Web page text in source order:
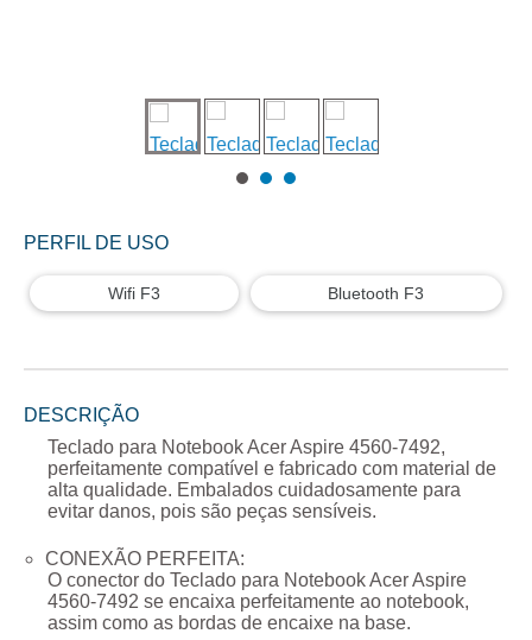
PERFIL DE USO
Wifi F3 Bluetooth F3
DESCRIÇÃO
Teclado para Notebook Acer Aspire 4560-7492,
perfeitamente compatível e fabricado com material de
alta qualidade. Embalados cuidadosamente para
evitar danos, pois são peças sensíveis.
CONEXÃO PERFEITA:
O conector do Teclado para Notebook Acer Aspire
4560-7492 se encaixa perfeitamente ao notebook,
assim como as bordas de encaixe na base.